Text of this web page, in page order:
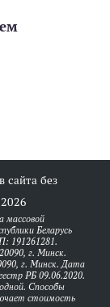
сайта без
массовой
Беларусь
191261281.
г. Минск.
г. Минск. Дата
РБ 09.06.2020.
Способы
стоимость